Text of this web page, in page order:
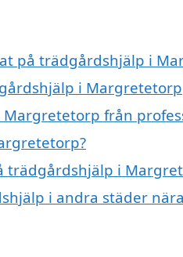
på trädgårdshjälp i
i Margretetorp
från
trädgårdshjälp i
i andra städer